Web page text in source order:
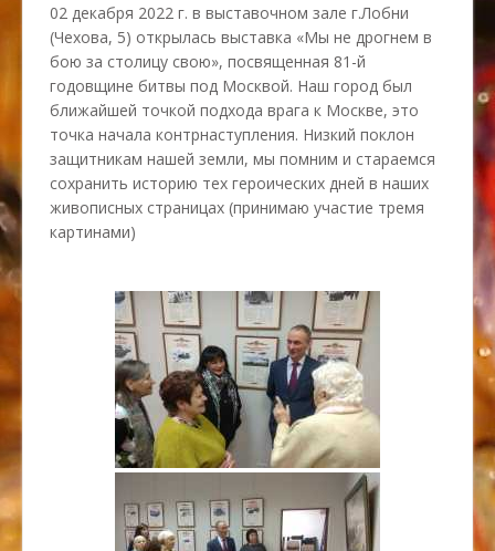
02 декабря 2022 г. в выставочном зале г.Лобни
(Чехова, 5) открылась выставка «Мы не дрогнем в
бою за столицу свою», посвященная 81-й
годовщине битвы под Москвой. Наш город был
ближайшей точкой подхода врага к Москве, это
точка начала контрнаступления. Низкий поклон
защитникам нашей земли, мы помним и стараемся
сохранить историю тех героических дней в наших
живописных страницах (принимаю участие тремя
картинами)